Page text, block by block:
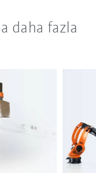
daha fazla